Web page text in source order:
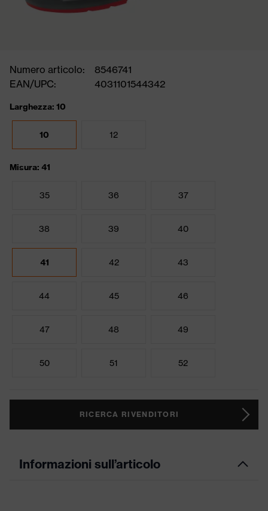
Numero articolo:
8546741
EAN/UPC:
4031101544342
Larghezza: 10
10 12
Misura: 41
35 36 37
38 39 40
41 42 43
44 45 46
47 48 49
50 51 52
RICERCA RIVENDITORI
Informazioni sull’articolo